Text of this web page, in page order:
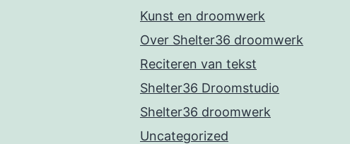
Kunst en droomwerk
Over Shelter36 droomwerk
Reciteren van tekst
Shelter36 Droomstudio
Shelter36 droomwerk
Uncategorized